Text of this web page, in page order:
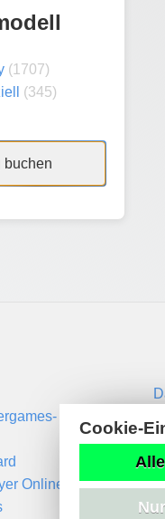
(1707)
(345)
buchen
Online-
Cookie-